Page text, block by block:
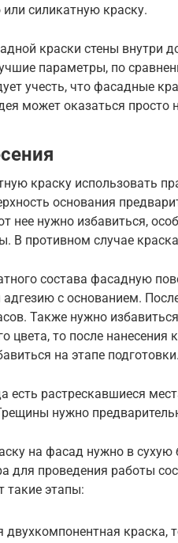
силикатную краску.
краски стены внутри
параметры, по
учесть, что фасадные
может оказаться просто
краску использовать
основания
нее нужно избавиться,
В противном случае
состава фасадную
с основанием.
Также нужно
цвета, то после нанесения
на этапе подготовки.
есть растрескавшиеся
нужно
на фасад нужно в сухую
для проведения работы
такие этапы:
двухкомпонентная краска,